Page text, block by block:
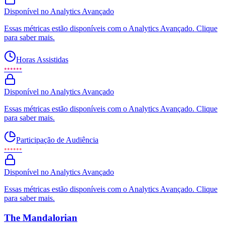
Disponível no Analytics Avançado
Essas métricas estão disponíveis com o Analytics Avançado. Clique
para saber mais.
Horas Assistidas
••••••
Disponível no Analytics Avançado
Essas métricas estão disponíveis com o Analytics Avançado. Clique
para saber mais.
Participação de Audiência
••••••
Disponível no Analytics Avançado
Essas métricas estão disponíveis com o Analytics Avançado. Clique
para saber mais.
The Mandalorian